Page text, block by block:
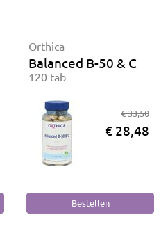
Orthica
Balanced B-50 & C
120 tab
€ 33,50
€ 28,48